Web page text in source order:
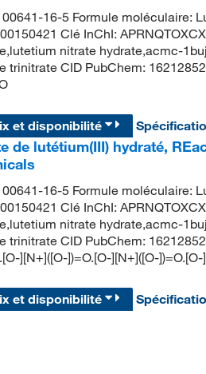
16-5 Formule moléculaire:
Clé InChI:
nitrate hydrate,acmc-
trinitrate CID PubChem:
et disponibilité
de lutétium(III) hydraté,
16-5 Formule moléculaire:
Clé InChI:
nitrate hydrate,acmc-
trinitrate CID PubChem:
][N+]([O-])=O.[O-][N+]([O-
et disponibilité